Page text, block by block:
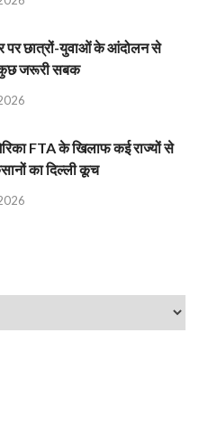
पर छात्रों-युवाओं के आंदोलन से
जरूरी सबक
FTA के खिलाफ कई राज्यों से
का दिल्ली कूच